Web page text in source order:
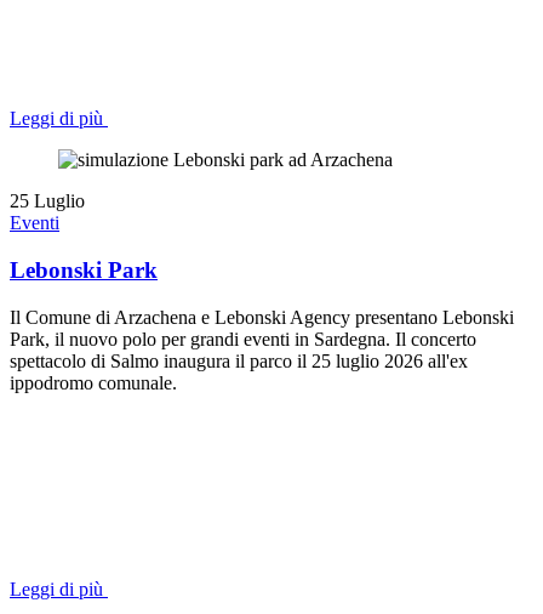
Leggi di più
25 Luglio
Eventi
Lebonski Park
Il Comune di Arzachena e Lebonski Agency presentano Lebonski
Park, il nuovo polo per grandi eventi in Sardegna. Il concerto
spettacolo di Salmo inaugura il parco il 25 luglio 2026 all'ex
ippodromo comunale.
Leggi di più